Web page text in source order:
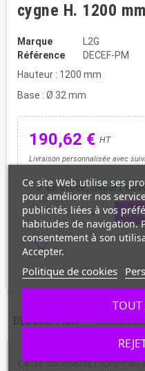
cygne H. 1200 mm
Marque
L2G
Référence
DECEF-PM
Hauteur : 1200 mm
Base : Ø 32 mm
190,62 € HT
Livraison personnalisée avec
checkEn stock, départ
remove add shopping_cart
favorite_border
DESCRIPTION
Cette douchette monotrou,
Ce site Web utilise ses
pour améliorer nos
publicités liées à vos
habitudes de navigation.
consentement à son
Accepter.
Politique de cookies
TOUT